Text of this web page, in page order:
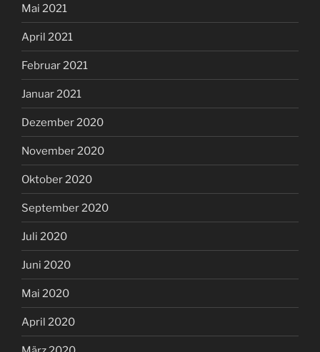
März 2020
Februar 2020
Januar 2020
Dezember 2019
November 2019
September 2019
August 2019
Juli 2019
Juni 2019